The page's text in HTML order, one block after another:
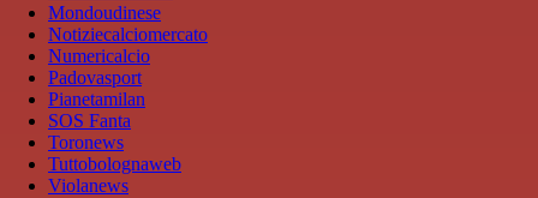
Mondoudinese
Notiziecalciomercato
Numericalcio
Padovasport
Pianetamilan
SOS Fanta
Toronews
Tuttobolognaweb
Violanews